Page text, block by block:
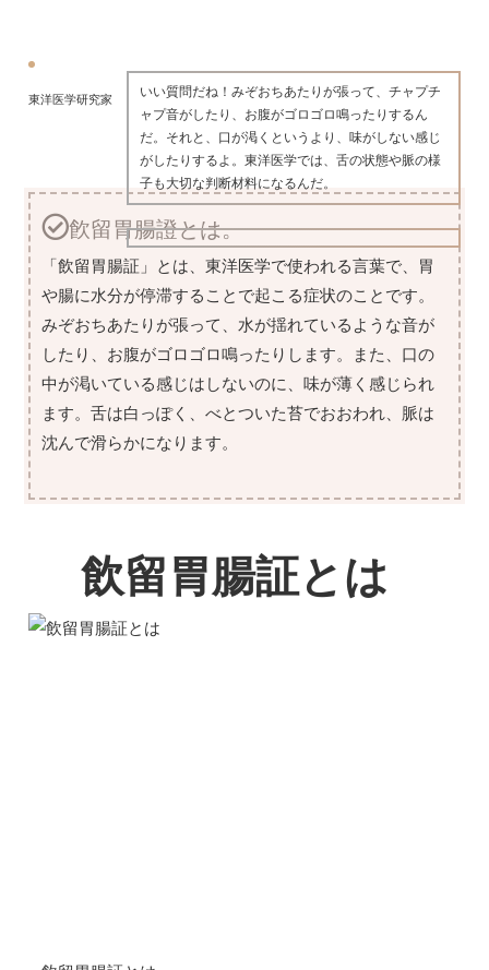
東洋医学研究家
いい質問だね！みぞおちあたりが張って、チャプチ
ャプ音がしたり、お腹がゴロゴロ鳴ったりするん
だ。それと、口が渇くというより、味がしない感じ
がしたりするよ。東洋医学では、舌の状態や脈の様
子も大切な判断材料になるんだ。
飮留胃腸證とは。
「飲留胃腸証」とは、東洋医学で使われる言葉で、胃
や腸に水分が停滞することで起こる症状のことです。
みぞおちあたりが張って、水が揺れているような音が
したり、お腹がゴロゴロ鳴ったりします。また、口の
中が渇いている感じはしないのに、味が薄く感じられ
ます。舌は白っぽく、べとついた苔でおおわれ、脈は
沈んで滑らかになります。
飲留胃腸証とは